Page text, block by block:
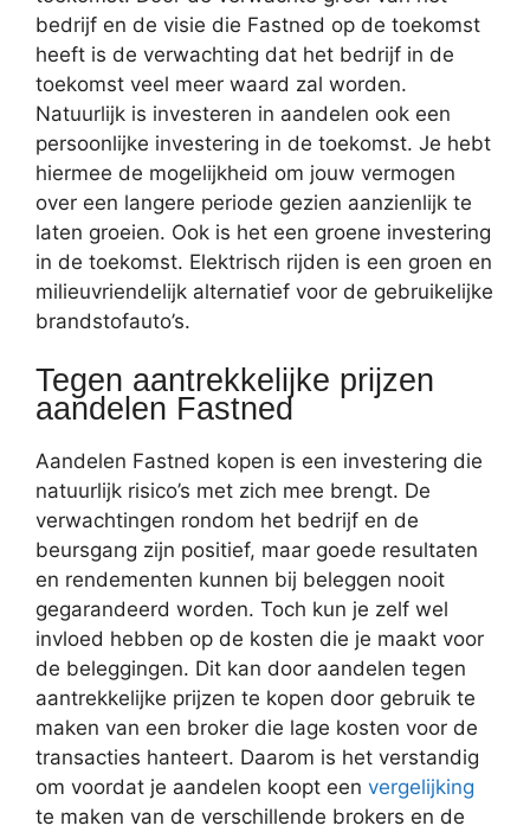
bedrijf en de visie die Fastned op de toekomst
heeft is de verwachting dat het bedrijf in de
toekomst veel meer waard zal worden.
Natuurlijk is investeren in aandelen ook een
persoonlijke investering in de toekomst. Je hebt
hiermee de mogelijkheid om jouw vermogen
over een langere periode gezien aanzienlijk te
laten groeien. Ook is het een groene investering
in de toekomst. Elektrisch rijden is een groen en
milieuvriendelijk alternatief voor de gebruikelijke
brandstofauto’s.
Tegen aantrekkelijke prijzen
aandelen Fastned
Aandelen Fastned kopen is een investering die
natuurlijk risico’s met zich mee brengt. De
verwachtingen rondom het bedrijf en de
beursgang zijn positief, maar goede resultaten
en rendementen kunnen bij beleggen nooit
gegarandeerd worden. Toch kun je zelf wel
invloed hebben op de kosten die je maakt voor
de beleggingen. Dit kan door aandelen tegen
aantrekkelijke prijzen te kopen door gebruik te
maken van een broker die lage kosten voor de
transacties hanteert. Daarom is het verstandig
om voordat je aandelen koopt een vergelijking
te maken van de verschillende brokers en de